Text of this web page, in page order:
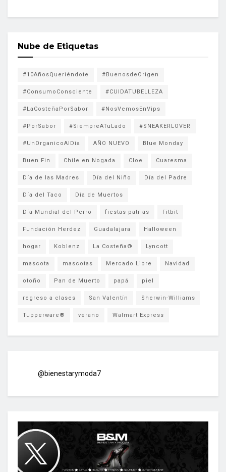
Nube de Etiquetas
#10AñosQueriéndote #BuenosdeOrigen
#ConsumoConsciente #CUIDATUBELLEZA
#LaCosteñaPorSabor #NosVemosEnVips
#PorSabor #SiempreATuLado #SNEAKERLOVER
#UnOrganicoAlDia AÑO NUEVO Blue Monday
Buen Fin Chile en Nogada Cloe Cuaresma
Día de las Madres Día del Niño Día del Padre
Día del Taco Día de Muertos
Día Mundial del Perro fiestas patrias Fitbit
Fundación Herdez Guadalajara Halloween
hogar Koblenz La Costeña® Lyncott
mascota mascotas Mercado Libre Navidad
otoño Pan de Muerto papá piel
regreso a clases San Valentín Sherwin-Williams
Tupperware® verano Walmart Express
@bienestarymoda7